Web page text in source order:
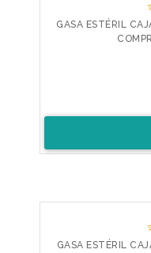
GASA ESTÉRIL
GASA ESTÉRIL